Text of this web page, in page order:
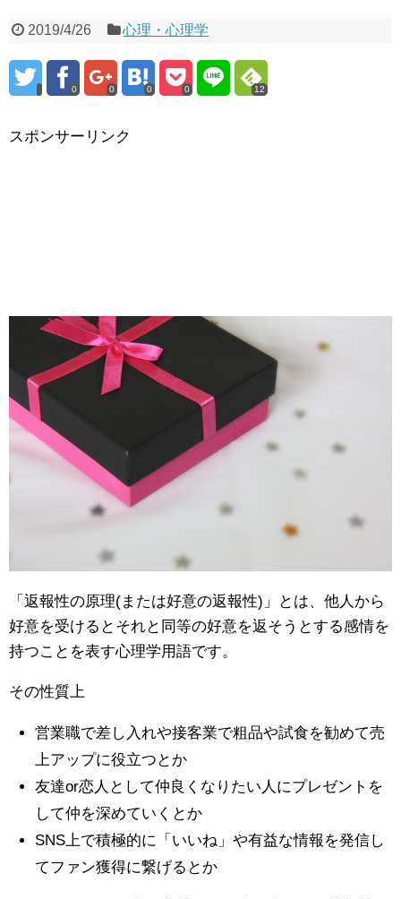
2019/4/26 心理・心理学
0 0 0 0 12
スポンサーリンク
「返報性の原理(または好意の返報性)」とは、他人から
好意を受けるとそれと同等の好意を返そうとする感情を
持つことを表す心理学用語です。
その性質上
営業職で差し入れや接客業で粗品や試食を勧めて売
上アップに役立つとか
友達or恋人として仲良くなりたい人にプレゼントを
して仲を深めていくとか
SNS上で積極的に「いいね」や有益な情報を発信し
てファン獲得に繋げるとか